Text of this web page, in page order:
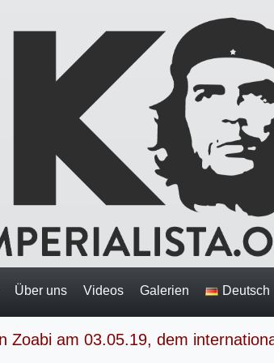
Über uns Videos Galerien Deutsch
Zoabi am 03.05.19, dem